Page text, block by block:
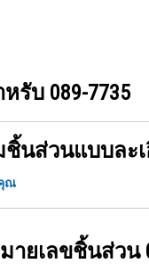
หรับ 089-7735
นส่วนแบบละ
ณ
ายเลขชิ้นส่วน